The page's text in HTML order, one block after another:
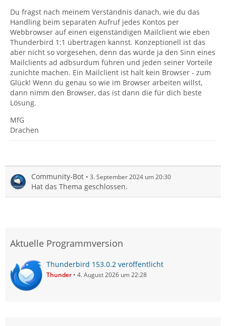
Du fragst nach meinem Verständnis danach, wie du das
Handling beim separaten Aufruf jedes Kontos per
Webbrowser auf einen eigenständigen Mailclient wie eben
Thunderbird 1:1 übertragen kannst. Konzeptionell ist das
aber nicht so vorgesehen, denn das würde ja den Sinn eines
Mailclients ad adbsurdum führen und jeden seiner Vorteile
zunichte machen. Ein Mailclient ist halt kein Browser - zum
Glück! Wenn du genau so wie im Browser arbeiten willst,
dann nimm den Browser, das ist dann die für dich beste
Lösung.
MfG
Drachen
Community-Bot 3. September 2024 um 20:30
Hat das Thema geschlossen.
Aktuelle Programmversion
Thunderbird 153.0.2 veröffentlicht
Thunder 4. August 2026 um 22:28